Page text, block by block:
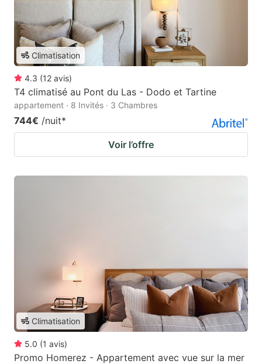
Climatisation
4.3 (12 avis)
T4 climatisé au Pont du Las - Dodo et Tartine
appartement · 8 Invités · 3 Chambres
744€ /nuit*
Voir l’offre
Climatisation
5.0 (1 avis)
Promo Homerez - Appartement avec vue sur la mer